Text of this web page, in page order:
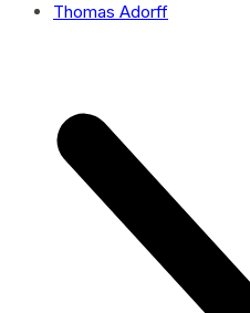
Thomas Adorff